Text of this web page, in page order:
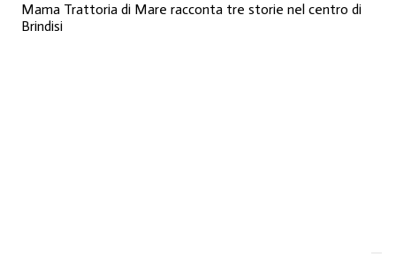
Mama Trattoria di Mare racconta tre storie nel centro di
Brindisi